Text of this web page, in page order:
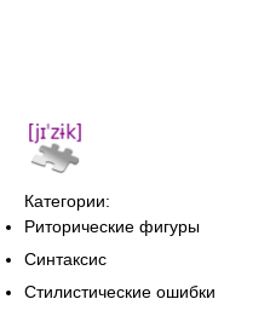
Категории:
Риторические фигуры
Синтаксис
Стилистические ошибки